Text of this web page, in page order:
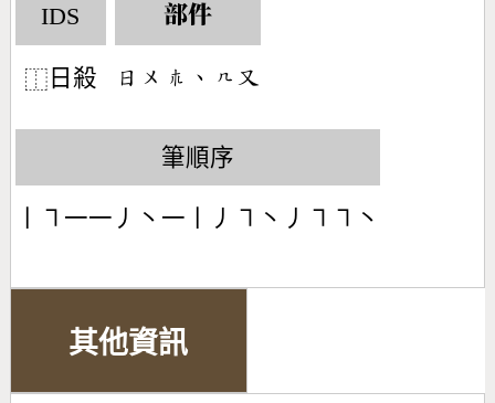
IDS
⿰ 日殺
部件
󶃐󶀵󶂻󶀅󶀹󶁓
筆順序
丨㇕一一丿丶一丨丿㇕丶丿㇕㇕丶
其他資訊